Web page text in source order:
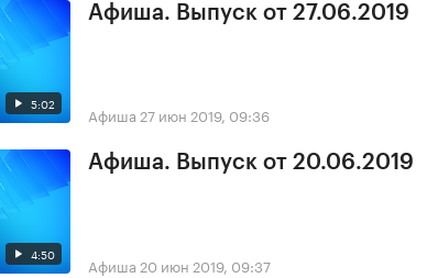
5:02
Афиша. Выпуск от 27.06.2019
Афиша 27 июн 2019, 09:36
4:50
Афиша. Выпуск от 20.06.2019
Афиша 20 июн 2019, 09:37